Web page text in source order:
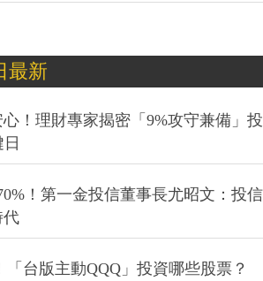
最新
！理財專家揭密「9%攻守兼備」投
！第一金投信董事長尤昭文：投信
代
「台版主動QQQ」投資哪些股票？